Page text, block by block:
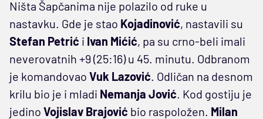
Ništa Šapčanima nije polazilo od ruke u
nastavku. Gde je stao Kojadinović, nastavili su
Stefan Petrić i Ivan Mićić, pa su crno-beli imali
neverovatnih +9 (25:16) u 45. minutu. Odbranom
je komandovao Vuk Lazović. Odličan na desnom
krilu bio je i mladi Nemanja Jović. Kod gostiju je
jedino Vojislav Brajović bio raspoložen. Milan